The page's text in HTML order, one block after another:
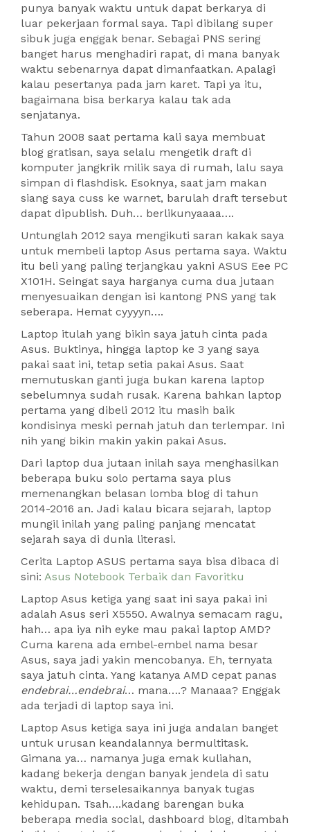
punya banyak waktu untuk dapat berkarya di
luar pekerjaan formal saya. Tapi dibilang super
sibuk juga enggak benar. Sebagai PNS sering
banget harus menghadiri rapat, di mana banyak
waktu sebenarnya dapat dimanfaatkan. Apalagi
kalau pesertanya pada jam karet. Tapi ya itu,
bagaimana bisa berkarya kalau tak ada
senjatanya.
Tahun 2008 saat pertama kali saya membuat
blog gratisan, saya selalu mengetik draft di
komputer jangkrik milik saya di rumah, lalu saya
simpan di flashdisk. Esoknya, saat jam makan
siang saya cuss ke warnet, barulah draft tersebut
dapat dipublish. Duh… berlikunyaaaa….
Untunglah 2012 saya mengikuti saran kakak saya
untuk membeli laptop Asus pertama saya. Waktu
itu beli yang paling terjangkau yakni ASUS Eee PC
X101H. Seingat saya harganya cuma dua jutaan
menyesuaikan dengan isi kantong PNS yang tak
seberapa. Hemat cyyyyn….
Laptop itulah yang bikin saya jatuh cinta pada
Asus. Buktinya, hingga laptop ke 3 yang saya
pakai saat ini, tetap setia pakai Asus. Saat
memutuskan ganti juga bukan karena laptop
sebelumnya sudah rusak. Karena bahkan laptop
pertama yang dibeli 2012 itu masih baik
kondisinya meski pernah jatuh dan terlempar. Ini
nih yang bikin makin yakin pakai Asus.
Dari laptop dua jutaan inilah saya menghasilkan
beberapa buku solo pertama saya plus
memenangkan belasan lomba blog di tahun
2014-2016 an. Jadi kalau bicara sejarah, laptop
mungil inilah yang paling panjang mencatat
sejarah saya di dunia literasi.
Cerita Laptop ASUS pertama saya bisa dibaca di
sini: Asus Notebook Terbaik dan Favoritku
Laptop Asus ketiga yang saat ini saya pakai ini
adalah Asus seri X5550. Awalnya semacam ragu,
hah… apa iya nih eyke mau pakai laptop AMD?
Cuma karena ada embel-embel nama besar
Asus, saya jadi yakin mencobanya. Eh, ternyata
saya jatuh cinta. Yang katanya AMD cepat panas
endebrai…endebrai… mana….? Manaaa? Enggak
ada terjadi di laptop saya ini.
Laptop Asus ketiga saya ini juga andalan banget
untuk urusan keandalannya bermultitask.
Gimana ya… namanya juga emak kuliahan,
kadang bekerja dengan banyak jendela di satu
waktu, demi terselesaikannya banyak tugas
kehidupan. Tsah….kadang barengan buka
beberapa media social, dashboard blog, ditambah